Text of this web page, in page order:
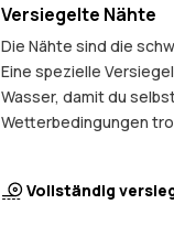
Versiegelte Nähte
Die Nähte sind die
Eine spezielle
Wasser, damit du
Wetterbedingungen
Vollständig